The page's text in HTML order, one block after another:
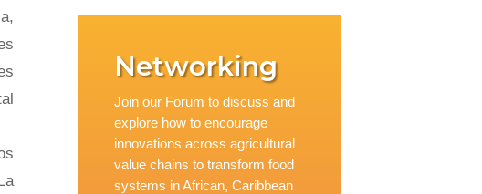
Networking
Join our Forum to discuss and
explore how to encourage
innovations across agricultural
value chains to transform food
systems in African, Caribbean